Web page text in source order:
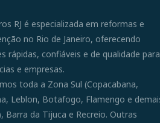
RJ é especializada em reformas e
no Rio de Janeiro, oferecendo
rápidas, confiáveis e de qualidade para
e empresas.
toda a Zona Sul (Copacabana,
Leblon, Botafogo, Flamengo e
Barra da Tijuca e Recreio. Outras